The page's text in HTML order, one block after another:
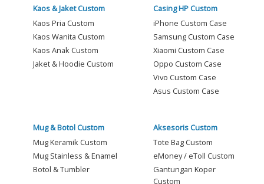
Kaos & Jaket Custom
Kaos Pria Custom
Kaos Wanita Custom
Kaos Anak Custom
Jaket & Hoodie Custom
Casing HP Custom
iPhone Custom Case
Samsung Custom Case
Xiaomi Custom Case
Oppo Custom Case
Vivo Custom Case
Asus Custom Case
Mug & Botol Custom
Mug Keramik Custom
Mug Stainless & Enamel
Botol & Tumbler
Aksesoris Custom
Tote Bag Custom
eMoney / eToll Custom
Gantungan Koper
Custom